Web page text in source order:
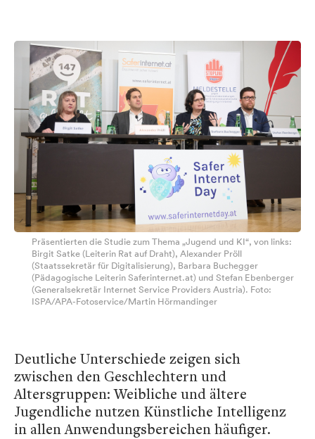
Präsentierten die Studie zum Thema „Jugend und KI“, von links:
Birgit Satke (Leiterin Rat auf Draht), Alexander Pröll
(Staatssekretär für Digitalisierung), Barbara Buchegger
(Pädagogische Leiterin Saferinternet.at) und Stefan Ebenberger
(Generalsekretär Internet Service Providers Austria). Foto:
ISPA/APA-Fotoservice/Martin Hörmandinger
Deutliche Unterschiede zeigen sich
zwischen den Geschlechtern und
Altersgruppen: Weibliche und ältere
Jugendliche nutzen Künstliche Intelligenz
in allen Anwendungsbereichen häufiger.